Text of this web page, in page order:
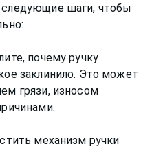
шаги, чтобы
почему ручку
заклинило. Это может
грязи, износом
механизм ручки